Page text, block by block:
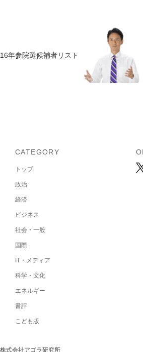
年参院選候補者リスト
CATEGORY
トップ
政治
経済
ビジネス
社会・一般
国際
IT・メディア
科学・文化
エネルギー
書評
こども版
株式会社アゴラ研究所